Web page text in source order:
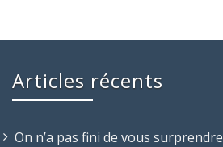
Articles récents
On n’a pas fini de vous surprendre